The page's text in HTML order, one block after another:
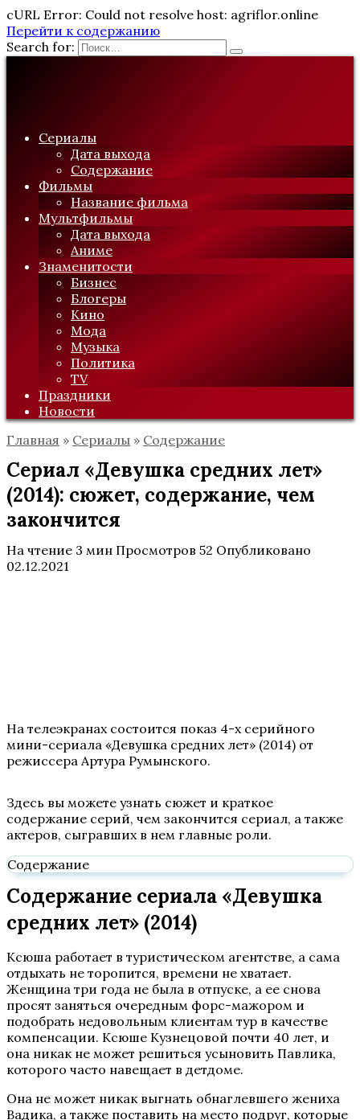
cURL Error: Could not resolve host: agriflor.online
Перейти к содержанию
Search for:
Сериалы
Дата выхода
Содержание
Фильмы
Название фильма
Мультфильмы
Дата выхода
Аниме
Знаменитости
Бизнес
Блогеры
Кино
Мода
Музыка
Политика
TV
Праздники
Новости
Главная » Сериалы » Содержание
Сериал «Девушка средних лет»
(2014): сюжет, содержание, чем
закончится
На чтение 3 мин Просмотров 52 Опубликовано
02.12.2021
На телеэкранах состоится показ 4-х серийного
мини-сериала «Девушка средних лет» (2014) от
режиссера Артура Румынского.
Здесь вы можете узнать сюжет и краткое
содержание серий, чем закончится сериал, а также
актеров, сыгравших в нем главные роли.
Содержание
Содержание сериала «Девушка
средних лет» (2014)
Ксюша работает в туристическом агентстве, а сама
отдыхать не торопится, времени не хватает.
Женщина три года не была в отпуске, а ее снова
просят заняться очередным форс-мажором и
подобрать недовольным клиентам тур в качестве
компенсации. Ксюше Кузнецовой почти 40 лет, и
она никак не может решиться усыновить Павлика,
которого часто навещает в детдоме.
Она не может никак выгнать обнаглевшего жениха
Вадика, а также поставить на место подруг, которые